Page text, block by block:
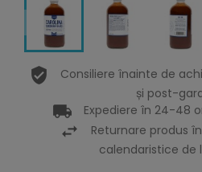
Consiliere înainte de
și post-
Expediere în 24-48
Returnare produs
calendaristice de